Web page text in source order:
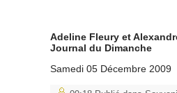
Adeline Fleury et
Journal du Dimanche
Samedi 05 Décembre 2009